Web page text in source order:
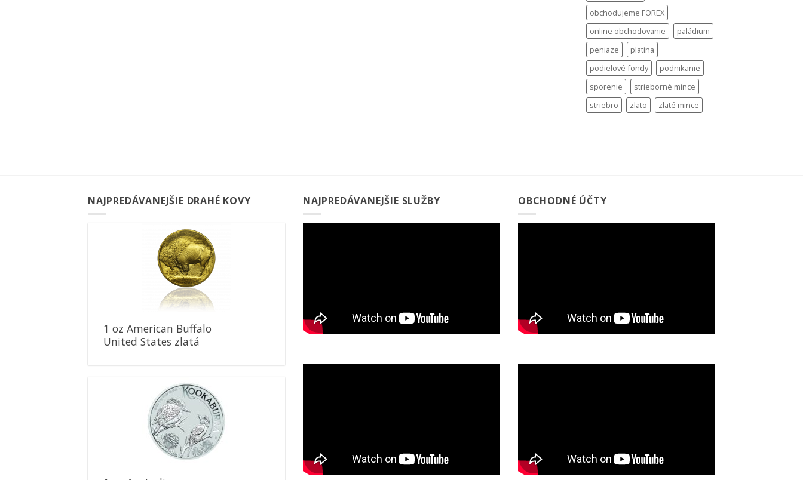
obchodujeme FOREX
online obchodovanie
paládium
peniaze
platina
podielové fondy
podnikanie
sporenie
strieborné mince
striebro
zlato zlaté mince
NAJPREDÁVANEJŠIE DRAHÉ KOVY
Pridať k
obľúbeným
1 oz American Buffalo
United States zlatá
Pridať k
obľúbeným
NAJPREDÁVANEJŠIE SLUŽBY OBCHODNÉ ÚČTY